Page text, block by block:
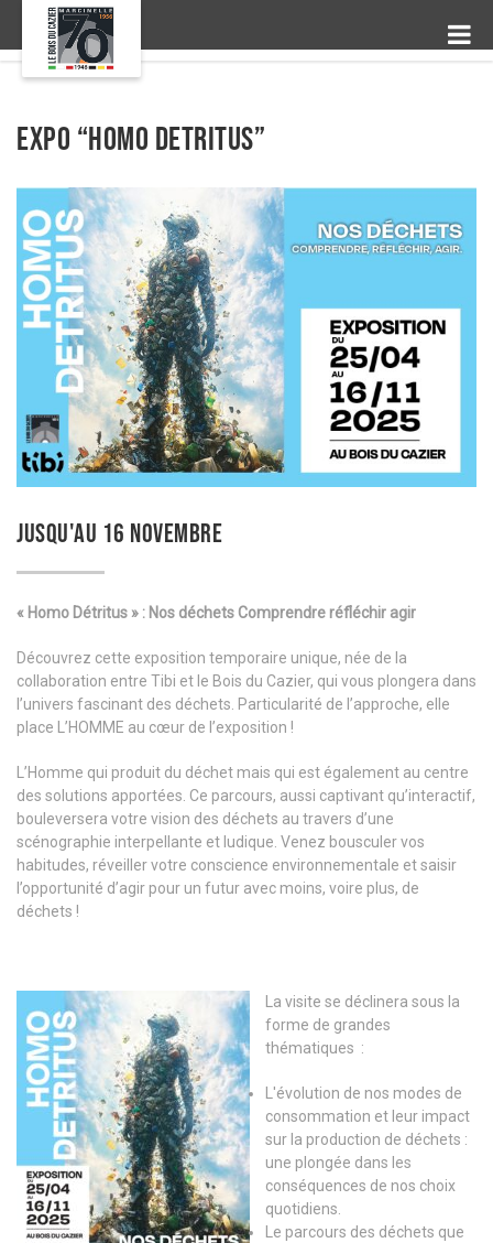
Expo “Homo Detritus”
JUSQU'AU 16 NOVEMBRE
« Homo Détritus » : Nos déchets Comprendre réfléchir agir
Découvrez cette exposition temporaire unique, née de la
collaboration entre Tibi et le Bois du Cazier, qui vous plongera dans
l’univers fascinant des déchets. Particularité de l’approche, elle
place L’HOMME au cœur de l’exposition !
L’Homme qui produit du déchet mais qui est également au centre
des solutions apportées. Ce parcours, aussi captivant qu’interactif,
bouleversera votre vision des déchets au travers d’une
scénographie interpellante et ludique. Venez bousculer vos
habitudes, réveiller votre conscience environnementale et saisir
l’opportunité d’agir pour un futur avec moins, voire plus, de
déchets !
La visite se déclinera sous la
forme de grandes
thématiques :
L'évolution de nos modes de
consommation et leur impact
sur la production de déchets :
une plongée dans les
conséquences de nos choix
quotidiens.
Le parcours des déchets que